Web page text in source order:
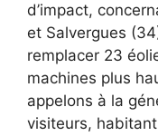
d’impact,
et Salvergues
remplacer 23
machines plus
appelons à la
visiteurs,